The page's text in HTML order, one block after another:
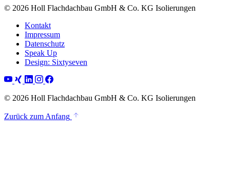
© 2026 Holl Flachdachbau GmbH & Co. KG Isolierungen
Kontakt
Impressum
Datenschutz
Speak Up
Design: Sixtyseven
© 2026 Holl Flachdachbau GmbH & Co. KG Isolierungen
Zurück zum Anfang